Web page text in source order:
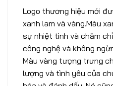
Logo thương hiệu mới
xanh lam và vàng.Màu
sự nhiệt tình và chăm
công nghệ và không
Màu vàng tượng trưng
lượng và tình yêu của